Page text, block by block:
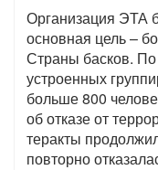
Организация ЭТА
основная цель –
Страны басков.
устроенных
больше 800
об отказе от
теракты
повторно